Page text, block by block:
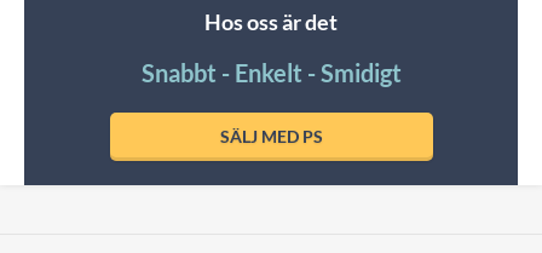
Hos oss är det
Snabbt - Enkelt - Smidigt
SÄLJ MED PS